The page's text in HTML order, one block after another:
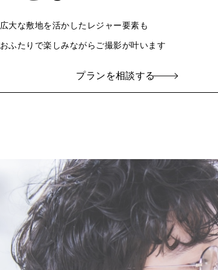
広大な敷地を活かしたレジャー要素も
おふたりで楽しみながらご撮影が叶います
プランを相談する